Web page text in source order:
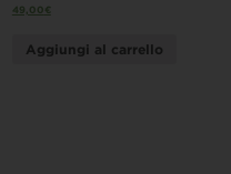
49,00€
Aggiungi al carrello